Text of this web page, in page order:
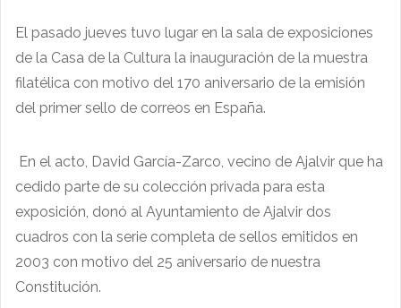
El pasado jueves tuvo lugar en la sala de exposiciones
de la Casa de la Cultura la inauguración de la muestra
filatélica con motivo del 170 aniversario de la emisión
del primer sello de correos en España.
En el acto, David García-Zarco, vecino de Ajalvir que ha
cedido parte de su colección privada para esta
exposición, donó al Ayuntamiento de Ajalvir dos
cuadros con la serie completa de sellos emitidos en
2003 con motivo del 25 aniversario de nuestra
Constitución.